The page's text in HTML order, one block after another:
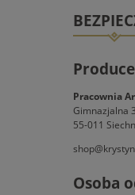
Pracownia
Gimnazjalna
55-011
Osoba